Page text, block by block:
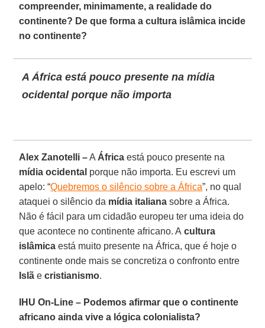
compreender, minimamente, a realidade do
continente? De que forma a cultura islâmica incide
no continente?
A África está pouco presente na mídia
ocidental porque não importa
Alex Zanotelli –A África está pouco presente na
mídia ocidental porque não importa. Eu escrevi um
apelo: “Quebremos o silêncio sobre a África”, no qual
ataquei o silêncio da mídia italiana sobre a África.
Não é fácil para um cidadão europeu ter uma ideia do
que acontece no continente africano. A cultura
islâmica está muito presente na África, que é hoje o
continente onde mais se concretiza o confronto entre
Islã ecristianismo.
IHU On-Line – Podemos afirmar que o continente
africano ainda vive a lógica colonialista?